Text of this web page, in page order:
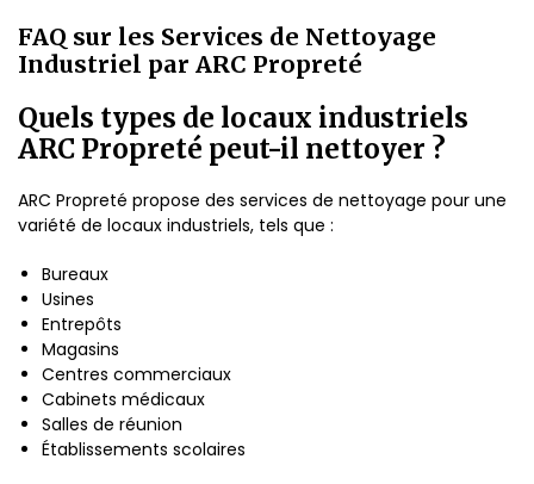
FAQ sur les Services de Nettoyage
Industriel par ARC Propreté
Quels types de locaux industriels
ARC Propreté peut-il nettoyer ?
ARC Propreté propose des services de nettoyage pour une
variété de locaux industriels, tels que :
Bureaux
Usines
Entrepôts
Magasins
Centres commerciaux
Cabinets médicaux
Salles de réunion
Établissements scolaires